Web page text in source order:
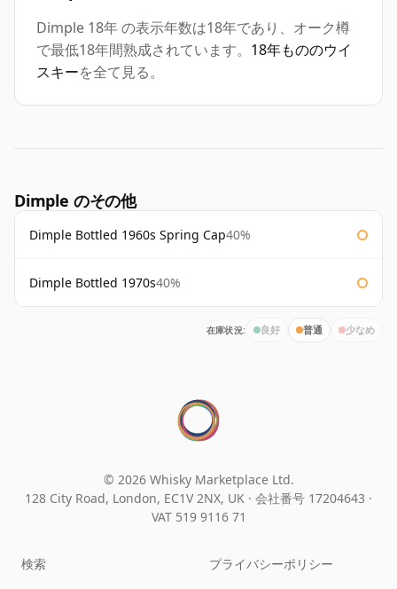
Dimple 18年 の表示年数は18年であり、オーク樽
で最低18年間熟成されています。 18年もののウイ
スキーを全て見る。
Dimple のその他
Dimple Bottled 1960s Spring Cap40%
Dimple Bottled 1970s40%
在庫状況: 良好 普通 少なめ
© 2026 Whisky Marketplace Ltd.
128 City Road, London, EC1V 2NX, UK · 会社番号 17204643 ·
VAT 519 9116 71
検索
プライバシーポリシー